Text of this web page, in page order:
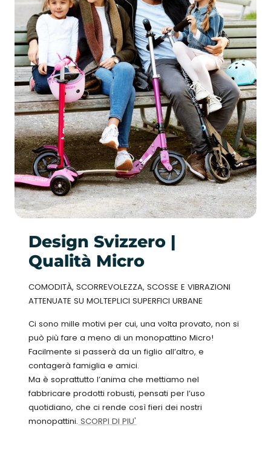
Design Svizzero |
Qualità Micro
COMODITÀ, SCORREVOLEZZA, SCOSSE E VIBRAZIONI
ATTENUATE SU MOLTEPLICI SUPERFICI URBANE
Ci sono mille motivi per cui, una volta provato, non si
può più fare a meno di un monopattino Micro!
Facilmente si passerà da un figlio all’altro, e
contagerà famiglia e amici.
Ma è soprattutto l’anima che mettiamo nel
fabbricare prodotti robusti, pensati per l’uso
quotidiano, che ci rende così fieri dei nostri
monopattini. SCORPI DI PIU'